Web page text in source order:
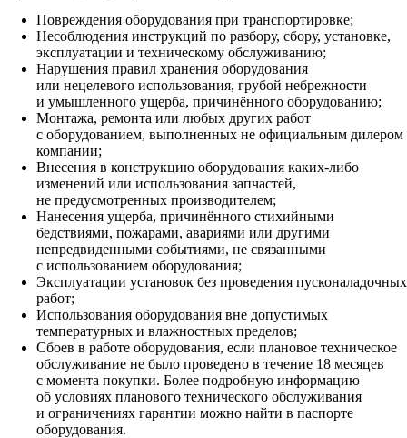
Повреждения оборудования при транспортировке;
Несоблюдения инструкций по разбору, сбору, установке,
эксплуатации и техническому обслуживанию;
Нарушения правил хранения оборудования
или нецелевого использования, грубой небрежности
и умышленного ущерба, причинённого оборудованию;
Монтажа, ремонта или любых других работ
с оборудованием, выполненных не официальным дилером
компании;
Внесения в конструкцию оборудования каких‑либо
изменений или использования запчастей,
не предусмотренных производителем;
Нанесения ущерба, причинённого стихийными
бедствиями, пожарами, авариями или другими
непредвиденными событиями, не связанными
с использованием оборудования;
Эксплуатации установок без проведения пусконаладочных
работ;
Использования оборудования вне допустимых
температурных и влажностных пределов;
Сбоев в работе оборудования, если плановое техническое
обслуживание не было проведено в течение 18 месяцев
с момента покупки. Более подробную информацию
об условиях планового технического обслуживания
и ограничениях гарантии можно найти в паспорте
оборудования.